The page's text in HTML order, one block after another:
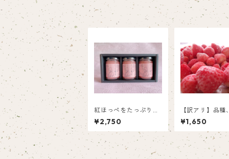
紅ほっぺをたっぷり使
ったいちごバター
¥2,750
【訳アリ】品種
さいろいろなの
い得！フローズ
ご（1㎏）
¥1,650